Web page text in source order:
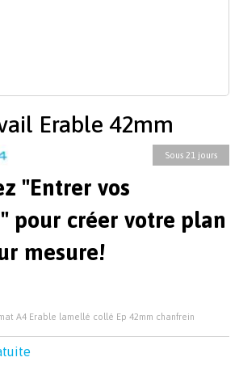
Erable 42mm
Sous 21 jours
"Entrer vos
pour créer votre plan
mesure!
A4 Erable lamellé collé Ep 42mm chanfrein